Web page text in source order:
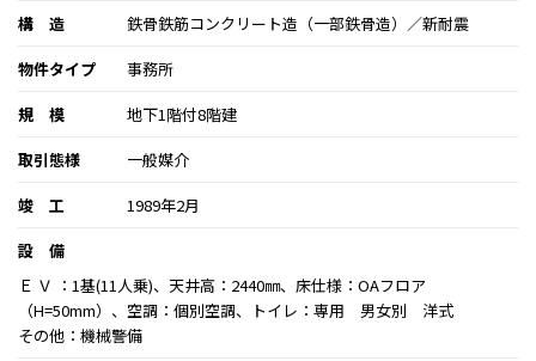
構 造
鉄骨鉄筋コンクリート造（一部鉄骨造）／新耐震
物件タイプ
事務所
規 模
地下1階付8階建
取引態様
一般媒介
竣 工
1989年2月
設 備
Ｅ Ｖ ：1基(11人乗)、天井高：2440㎜、床仕様：OAフロア
（H=50mm）、空調：個別空調、トイレ：専用 男女別 洋式
その他：機械警備